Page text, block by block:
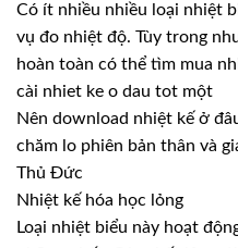
Có ít nhiều nhiều loại nhiệt
vụ đo nhiệt độ. Tùy trong
hoàn toàn có thể tìm mua
cài nhiet ke o dau tot một
Nên download nhiệt kế ở
chăm lo phiên bản thân và
Thủ Đức
Nhiệt kế hóa học lỏng
Loại nhiệt biểu này hoạt